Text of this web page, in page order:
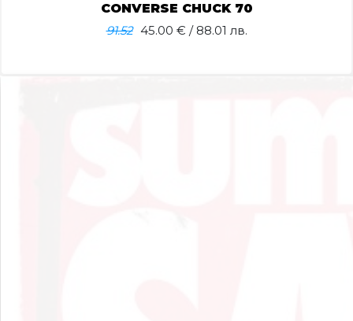
CONVERSE CHUCK 70
91.52 45.00 € / 88.01 лв.